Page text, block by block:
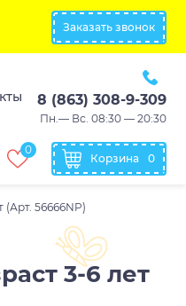
Заказать звонок
8 (863) 308-9-309
Пн.— Вс. 08:30 — 20:30
0
Корзина 0
(Арт. 56666NP)
3-6 лет